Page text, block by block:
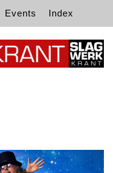
Events Index